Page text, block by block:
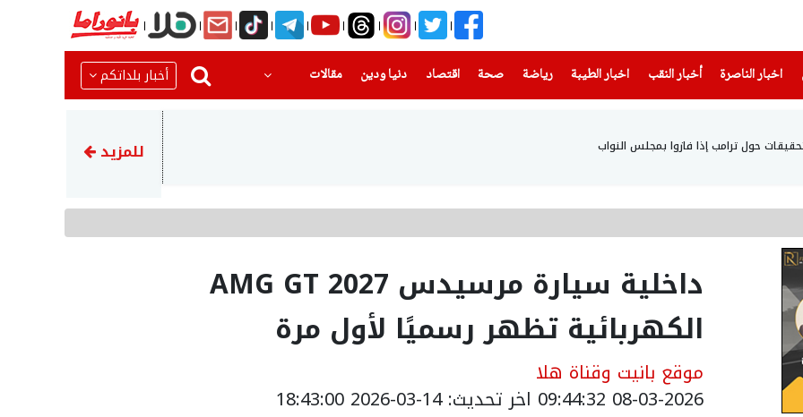
اخبار الناصرة
(current) أخبار النقب اخبار الطيبة(current) رياضة
(current) صحة(current) اقتصاد دنيا ودين
(current) مقالات أخبار بلداتكم
حول ترامب إذا فازوا بمجلس النواب ميدالية ذهبية لجولان
للمزيد
داخلية سيارة مرسيدس AMG GT 2027
الكهربائية تظهر رسميًا لأول مرة
موقع بانيت وقناة هلا
08-03-2026 09:44:32 اخر تحديث: 14-03-2026 18:43:00